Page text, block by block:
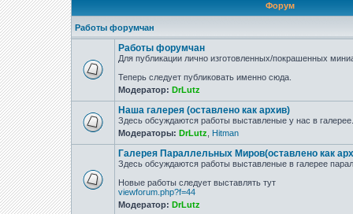
Форум
Работы форумчан
Работы форумчан
Для публикации лично изготовленных/покрашенных
Теперь следует публиковать именно сюда.
Модератор: DrLutz
Наша галерея (оставлено как архив)
Здесь обсуждаются работы выставленые у нас в галерее.
Модераторы: DrLutz Hitman
Галерея Параллельных Миров(оставлено как
Здесь обсуждаются работы выставленые в галерее
Новые работы следует выставлять тут
viewforum.php?f=44
Модератор: DrLutz